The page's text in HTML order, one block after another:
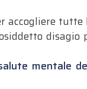
accogliere tutte
disagio
mentale